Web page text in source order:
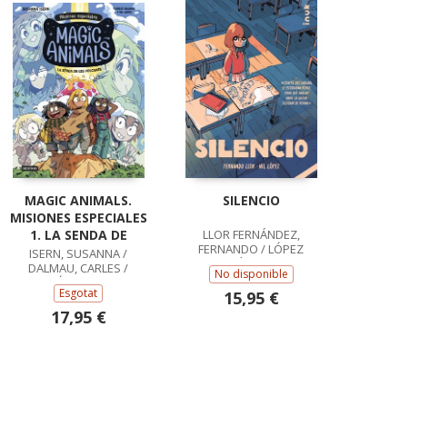
MAGIC ANIMALS.
MISIONES ESPECIALES
1. LA SENDA DE
ISERN, SUSANNA /
DALMAU, CARLES /
LÓPEZ, NIL
Esgotat
17,95 €
SILENCIO
LLOR FERNÁNDEZ,
FERNANDO / LÓPEZ
RODRÍGUEZ, NIL
No disponible
15,95 €